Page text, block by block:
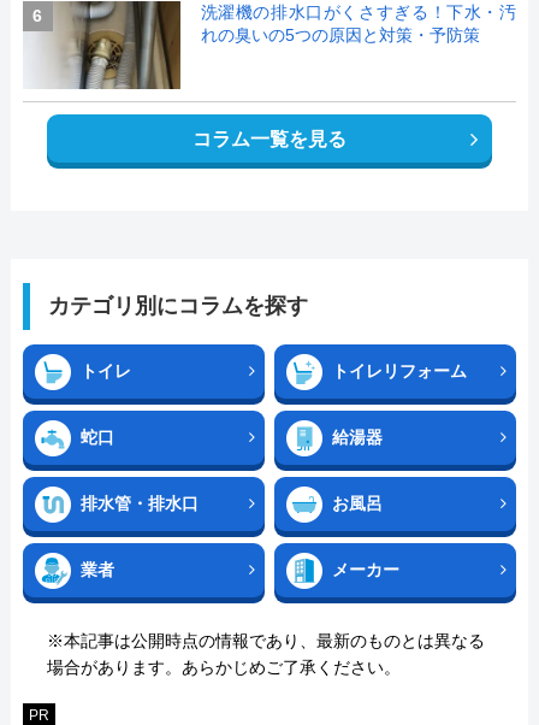
6
洗濯機の排水口がくさすぎる！下水・汚
れの臭いの5つの原因と対策・予防策
コラム一覧を見る
カテゴリ別にコラムを探す
トイレ トイレリフォーム
蛇口 給湯器
排水管・排水口 お風呂
業者 メーカー
※本記事は公開時点の情報であり、最新のものとは異なる
場合があります。あらかじめご了承ください。
PR